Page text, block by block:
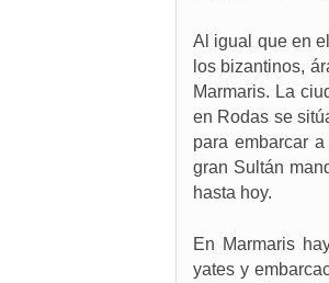
Al igual que en
los bizantinos,
Marmaris. La
en Rodas se
para embarcar
gran Sultán
hasta hoy.
En Marmaris
yates y